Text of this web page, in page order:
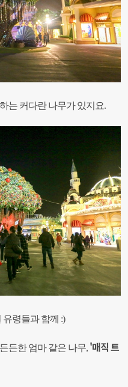
는 커다란 나무가 있지요.
령들과 함께 :)
든한 엄마 같은 나무, '매직 트